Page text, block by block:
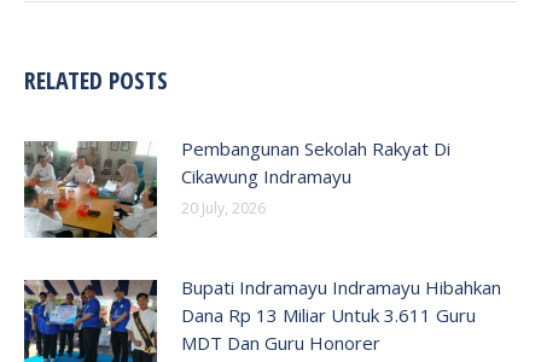
RELATED POSTS
Pembangunan Sekolah Rakyat Di
Cikawung Indramayu
20 July, 2026
Bupati Indramayu Indramayu Hibahkan
Dana Rp 13 Miliar Untuk 3.611 Guru
MDT Dan Guru Honorer